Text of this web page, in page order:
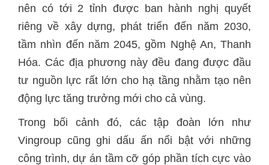
nên có tới 2 tỉnh được ban hành nghị quyết
riêng về xây dựng, phát triển đến năm 2030,
tầm nhìn đến năm 2045, gồm Nghệ An, Thanh
Hóa. Các địa phương này đều đang được đầu
tư nguồn lực rất lớn cho hạ tầng nhằm tạo nên
động lực tăng trưởng mới cho cả vùng.
Trong bối cảnh đó, các tập đoàn lớn như
Vingroup cũng ghi dấu ấn nổi bật với những
công trình, dự án tầm cỡ góp phần tích cực vào